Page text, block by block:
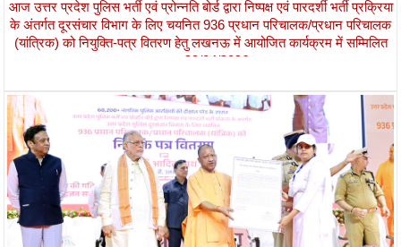
आज उत्तर प्रदेश पुलिस भर्ती एवं प्रोन्नति बोर्ड द्वारा निष्पक्ष एवं पारदर्शी भर्ती प्रक्रिया
के अंतर्गत दूरसंचार विभाग के लिए चयनित 936 प्रधान परिचालक/प्रधान परिचालक
(यांत्रिक) को नियुक्ति-पत्र वितरण हेतु लखनऊ में आयोजित कार्यक्रम में सम्मिलित
28/04/2026